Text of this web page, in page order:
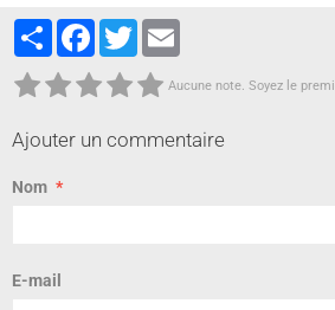
PartagerFacebook
Twitter
Aucune note. Soyez le
Ajouter un commentaire
Nom
E-mail